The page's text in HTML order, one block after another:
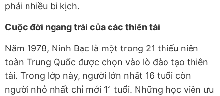
phải nhiều bi kịch.
Cuộc đời ngang trái của các thiên tài
Năm 1978, Ninh Bạc là một trong 21 thiếu niên
toàn Trung Quốc được chọn vào lò đào tạo thiên
tài. Trong lớp này, người lớn nhất 16 tuổi còn
người nhỏ nhất chỉ mới 11 tuổi. Những học viên ưu